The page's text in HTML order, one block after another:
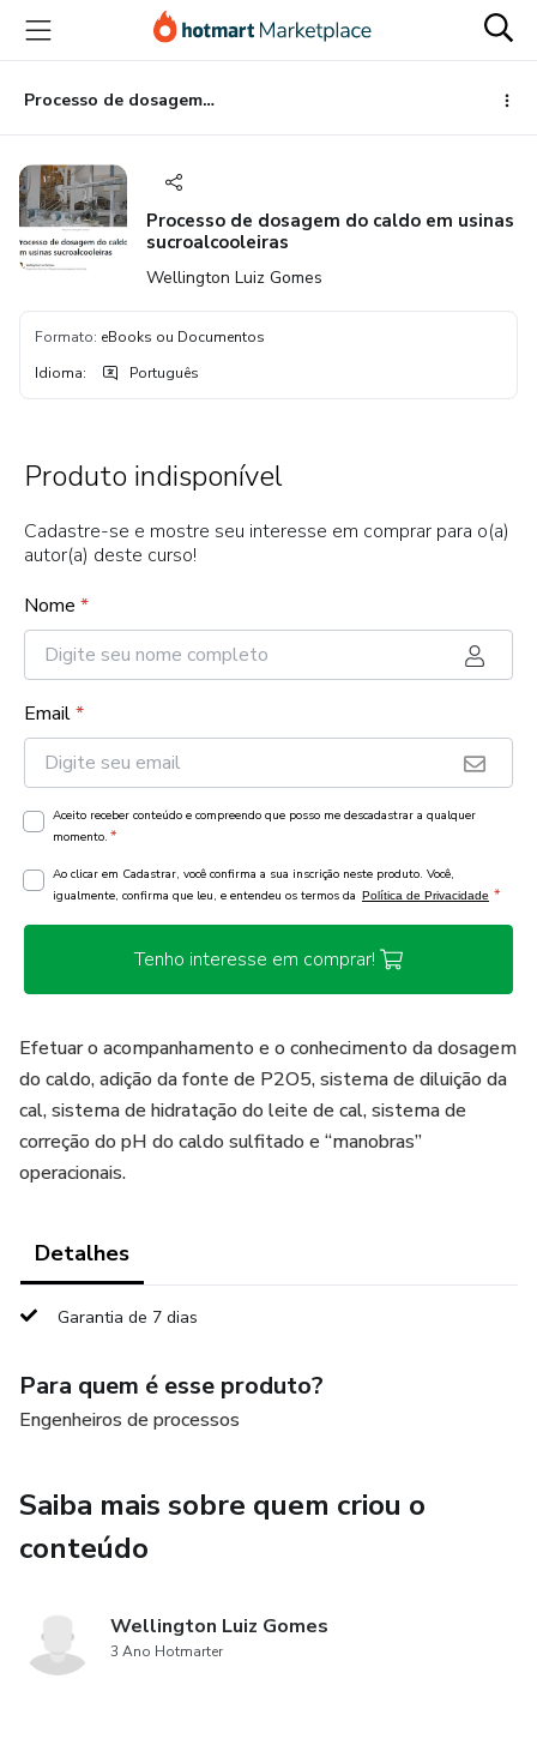
para
conteúdo
principal
para
pagamento
para
rodapé
Processo de dosagem do caldo em usinas sucroalcooleiras
Processo de dosagem do caldo em usinas
sucroalcooleiras
Wellington Luiz Gomes
Formato: eBooks ou Documentos
Idioma: Português
Produto indisponível
Cadastre-se e mostre seu interesse em comprar para o(a)
autor(a) deste curso!
Nome *
Email*
Aceito receber conteúdo e compreendo que posso me descadastrar a qualquer
momento. *
Ao clicar em Cadastrar, você confirma a sua inscrição neste produto. Você,
igualmente, confirma que leu, e entendeu os termos da Política de Privacidade *
Tenho interesse em comprar!
Efetuar o acompanhamento e o conhecimento da dosagem
do caldo, adição da fonte de P2O5, sistema de diluição da
cal, sistema de hidratação do leite de cal, sistema de
correção do pH do caldo sulfitado e “manobras”
operacionais.
Detalhes
Garantia de 7 dias
Para quem é esse produto?
Engenheiros de processos
Saiba mais sobre quem criou o
conteúdo
Wellington Luiz Gomes
3 Ano Hotmarter